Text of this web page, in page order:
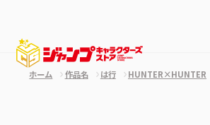
ホーム 作品名 は行 HUNTER×HUNTER